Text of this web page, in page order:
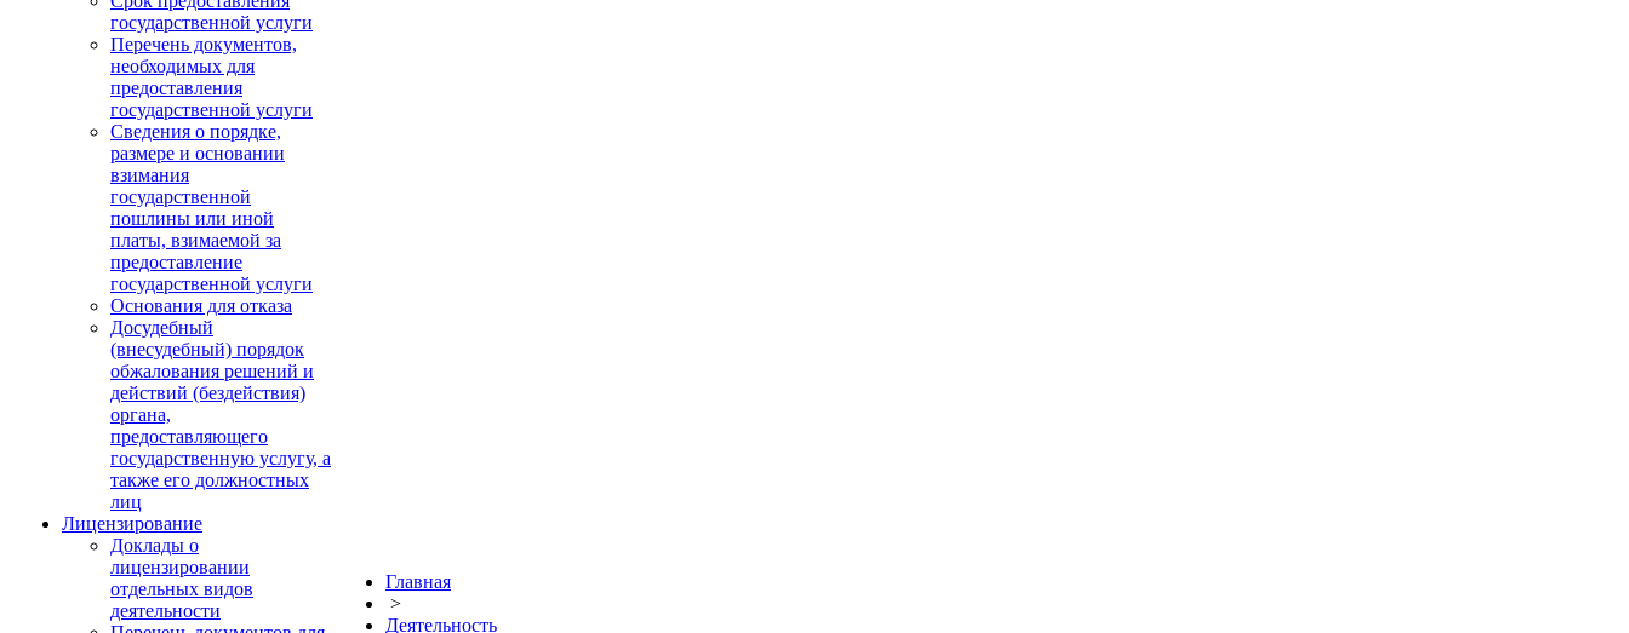
государственной услуги
Перечень документов,
необходимых для
предоставления
государственной услуги
Сведения о порядке,
размере и основании
взимания
государственной
пошлины или иной
платы, взимаемой за
предоставление
государственной услуги
Основания для отказа
Досудебный
(внесудебный) порядок
обжалования решений и
действий (бездействия)
органа,
предоставляющего
государственную услугу, а
также его должностных
лиц
Лицензирование
Доклады о
лицензировании
отдельных видов
деятельности
Главная
>
Деятельность